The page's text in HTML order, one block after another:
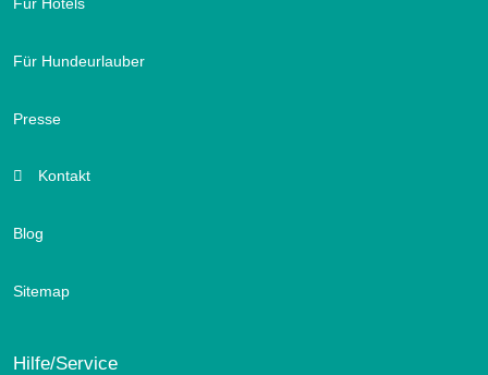
Für Hundeurlauber
Presse
Kontakt
Blog
Sitemap
Hilfe/Service